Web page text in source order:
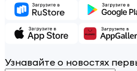
Узнавайте о новостях